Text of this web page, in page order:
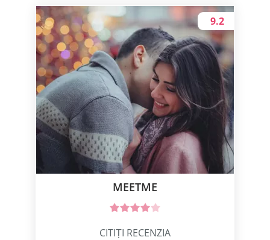
MEETME
9.2
CITIȚI RECENZIA